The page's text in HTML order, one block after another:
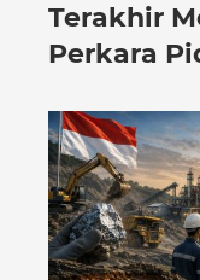
Terakhir
Perkara